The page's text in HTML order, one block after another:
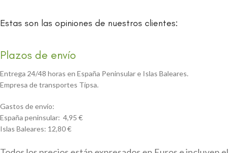
Estas son las opiniones de nuestros clientes:
Plazos de envío
Entrega 24/48 horas en España Peninsular e Islas Baleares.
Empresa de transportes Tipsa.
Gastos de envío:
España peninsular: 4,95 €
Islas Baleares: 12,80 €